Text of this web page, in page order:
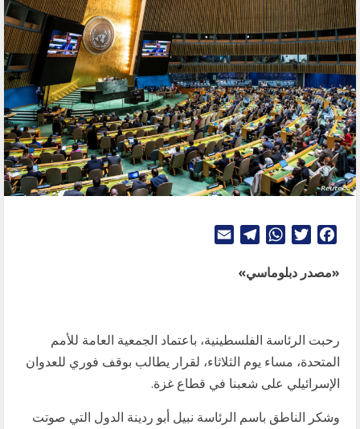
Facebook
Twitter
WhatsApp
Telegram
Email
«مصدر دبلوماسي»
رحبت الرئاسة الفلسطينية، باعتماد الجمعية العامة للأمم
المتحدة، مساء يوم الثلاثاء، لقرار يطالب بوقف فوري للعدوان
الإسرائيلي على شعبنا في قطاع غزة.
وشكر الناطق باسم الرئاسة نبيل أبو ردينة الدول التي صوتت